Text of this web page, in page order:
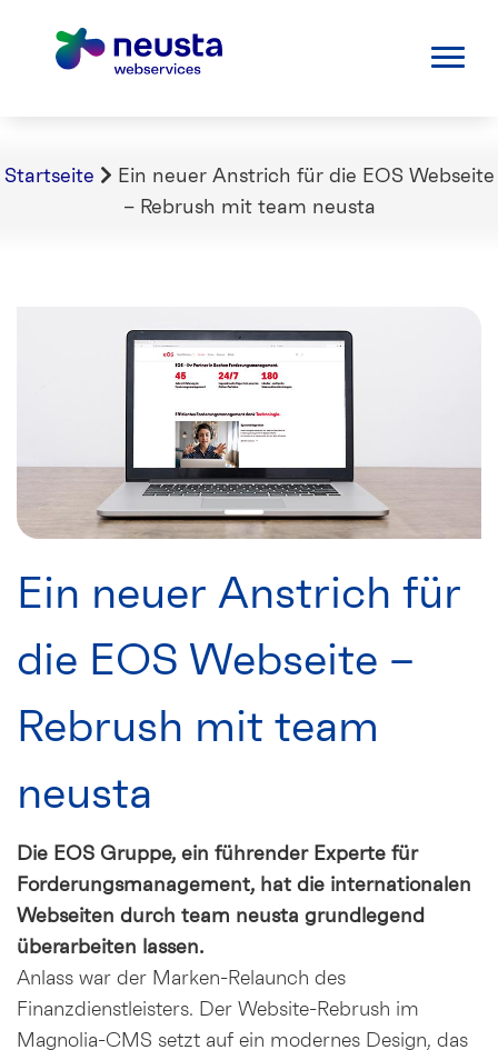
Startseite
Ein neuer Anstrich für die EOS Webseite
– Rebrush mit team neusta
Ein neuer Anstrich für
die EOS Webseite –
Rebrush mit team
neusta
Die EOS Gruppe, ein führender Experte für
Forderungsmanagement, hat die internationalen
Webseiten durch team neusta grundlegend
überarbeiten lassen.
Anlass war der Marken-Relaunch des
Finanzdienstleisters. Der Website-Rebrush im
Magnolia-CMS setzt auf ein modernes Design, das